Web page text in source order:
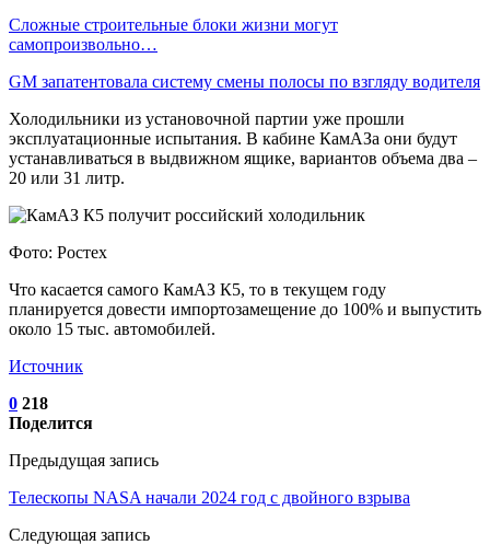
Сложные строительные блоки жизни могут
самопроизвольно…
GM запатентовала систему смены полосы по взгляду водителя
Холодильники из установочной партии уже прошли
эксплуатационные испытания. В кабине КамАЗа они будут
устанавливаться в выдвижном ящике, вариантов объема два –
20 или 31 литр.
Фото: Ростех
Что касается самого КамАЗ К5, то в текущем году
планируется довести импортозамещение до 100% и выпустить
около 15 тыс. автомобилей.
Источник
0 218
Поделится
Предыдущая запись
Телескопы NASA начали 2024 год с двойного взрыва
Следующая запись